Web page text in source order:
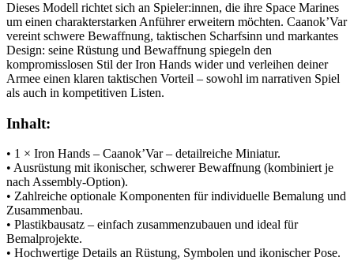
Dieses Modell richtet sich an Spieler:innen, die ihre Space Marines
um einen charakterstarken Anführer erweitern möchten. Caanok’Var
vereint schwere Bewaffnung, taktischen Scharfsinn und markantes
Design: seine Rüstung und Bewaffnung spiegeln den
kompromisslosen Stil der Iron Hands wider und verleihen deiner
Armee einen klaren taktischen Vorteil – sowohl im narrativen Spiel
als auch in kompetitiven Listen.
Inhalt:
• 1 × Iron Hands – Caanok’Var – detailreiche Miniatur.
• Ausrüstung mit ikonischer, schwerer Bewaffnung (kombiniert je
nach Assembly‑Option).
• Zahlreiche optionale Komponenten für individuelle Bemalung und
Zusammenbau.
• Plastikbausatz – einfach zusammenzubauen und ideal für
Bemalprojekte.
• Hochwertige Details an Rüstung, Symbolen und ikonischer Pose.